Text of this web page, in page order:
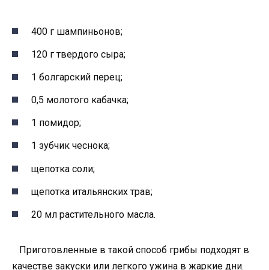
400 г шампиньонов;
120 г твердого сыра;
1 болгарский перец;
0,5 молотого кабачка;
1 помидор;
1 зубчик чеснока;
щепотка соли;
щепотка итальянских трав;
20 мл растительного масла.
Приготовленные в такой способ грибы подходят в
качестве закуски или легкого ужина в жаркие дни.